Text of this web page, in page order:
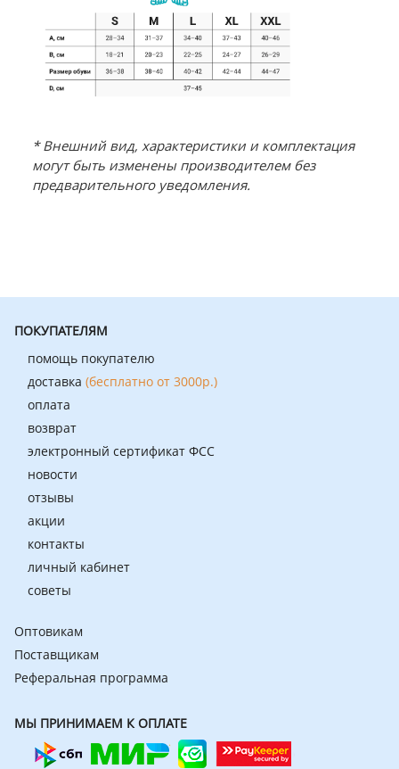
* Внешний вид, характеристики и комплектация
могут быть изменены производителем без
предварительного уведомления.
ПОКУПАТЕЛЯМ
помощь покупателю
доставка (бесплатно от 3000р.)
оплата
возврат
электронный сертификат ФСС
новости
отзывы
акции
контакты
личный кабинет
советы
Оптовикам
Поставщикам
Реферальная программа
МЫ ПРИНИМАЕМ К ОПЛАТЕ